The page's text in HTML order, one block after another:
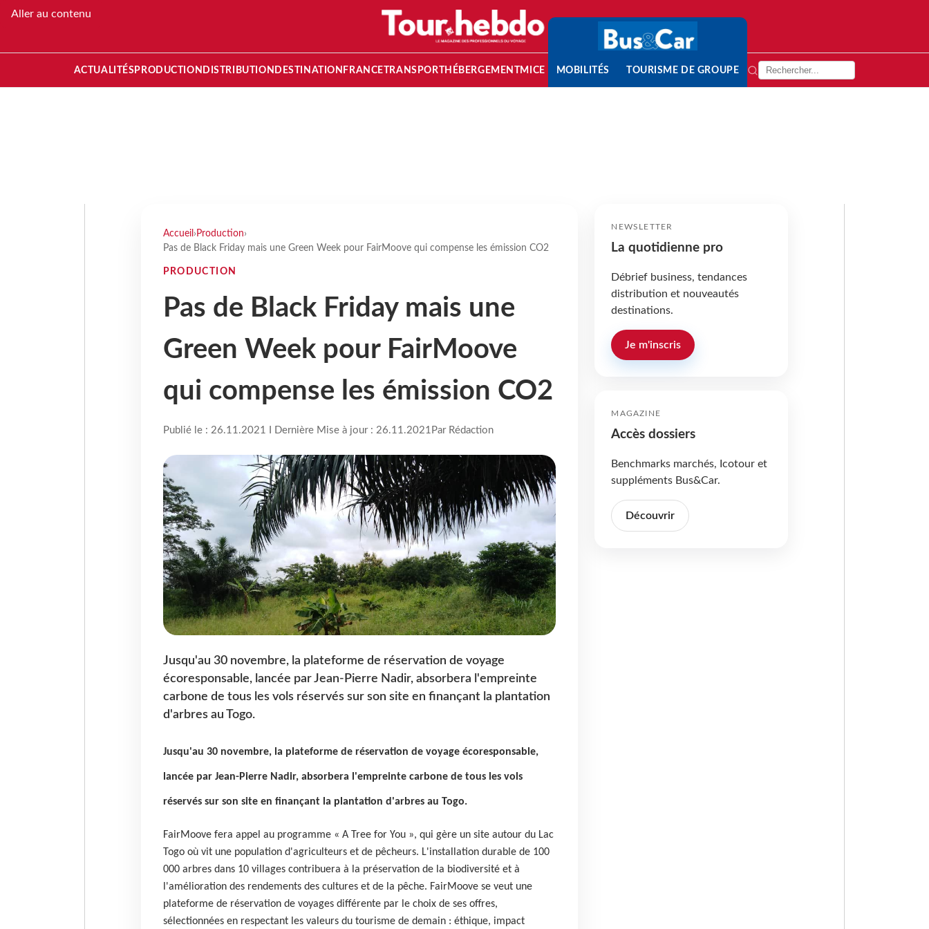
Aller au contenu
ACTUALITÉS PRODUCTION DISTRIBUTION DESTINATION FRANCETRANSPORT HÉBERGEMENTMICE MOBILITÉS TOURISME DE GROUPE
Accueil › Production›
Pas de Black Friday mais une Green Week pour FairMoove qui compense les émission CO2
PRODUCTION
Pas de Black Friday mais une
Green Week pour FairMoove
qui compense les émission CO2
Publié le : 26.11.2021 I Dernière Mise à jour : 26.11.2021 Par Rédaction
Jusqu'au 30 novembre, la plateforme de réservation de voyage
écoresponsable, lancée par Jean-Pierre Nadir, absorbera l'empreinte
carbone de tous les vols réservés sur son site en finançant la plantation
d'arbres au Togo.
Jusqu'au 30 novembre, la plateforme de réservation de voyage écoresponsable,
lancée par Jean-Pierre Nadir, absorbera l'empreinte carbone de tous les vols
réservés sur son site en finançant la plantation d'arbres au Togo.
FairMoove fera appel au programme « A Tree for You », qui gère un site autour du Lac
Togo où vit une population d'agriculteurs et de pêcheurs. L'installation durable de 100
000 arbres dans 10 villages contribuera à la préservation de la biodiversité et à
l'amélioration des rendements des cultures et de la pêche. FairMoove se veut une
plateforme de réservation de voyages différente par le choix de ses offres,
sélectionnées en respectant les valeurs du tourisme de demain : éthique, impact
NEWSLETTER
La quotidienne pro
Débrief business, tendances
distribution et nouveautés
destinations.
Je m'inscris
MAGAZINE
Accès dossiers
Benchmarks marchés, Icotour et
suppléments Bus&Car.
Découvrir